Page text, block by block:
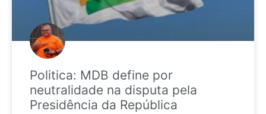
Politica: MDB define por
neutralidade na disputa pela
Presidência da República